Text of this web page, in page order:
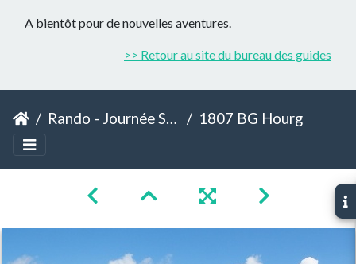
A bientôt pour de nouvelles aventures.
>> Retour au site du bureau des guides
Rando - Journée Sommet - Hourgade 1807 BG Hourgade 32